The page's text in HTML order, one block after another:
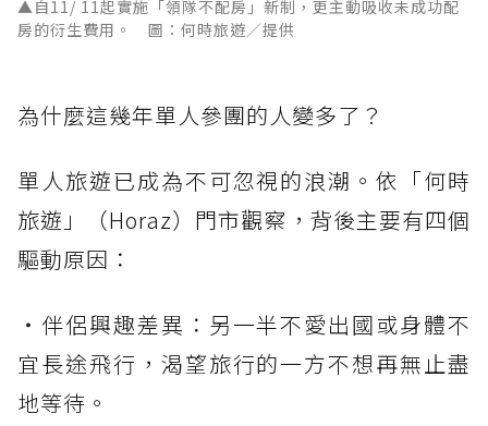
▲自11/ 11起實施「領隊不配房」新制，更主動吸收未成功配
房的衍生費用。 圖：何時旅遊／提供
為什麼這幾年單人參團的人變多了？
單人旅遊已成為不可忽視的浪潮。依「何時
旅遊」（Horaz）門市觀察，背後主要有四個
驅動原因：
・伴侶興趣差異：另一半不愛出國或身體不
宜長途飛行，渴望旅行的一方不想再無止盡
地等待。